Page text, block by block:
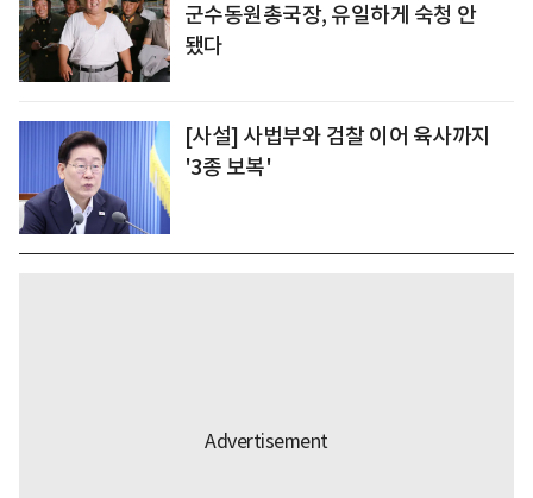
군수동원총국장, 유일하게 숙청 안
됐다
[사설] 사법부와 검찰 이어 육사까지
'3종 보복'